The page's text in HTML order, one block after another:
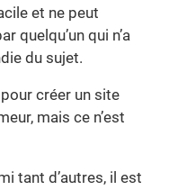
et ne peut
quelqu’un qui n’a
du sujet.
créer un site
mais ce n’est
tant d’autres, il est